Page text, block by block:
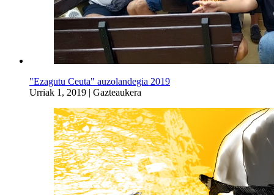
"Ezagutu Ceuta" auzolandegia 2019
Urriak 1, 2019 | Gazteaukera